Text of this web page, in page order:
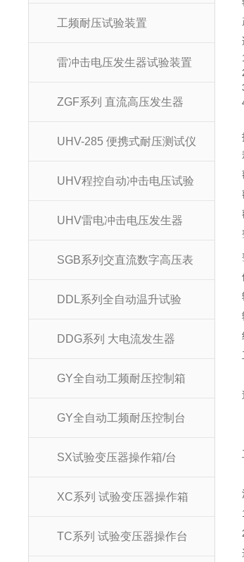
工频耐压试验装置
雷冲击电压发生器试验装置
ZGF系列 直流高压发生器
UHV-285 便携式耐压测试仪
UHV程控自动冲击电压试验
UHV雷电冲击电压发生器
SGB系列交直流数字高压表
DDL系列全自动温升试验
DDG系列 大电流发生器
GY全自动工频耐压控制箱
GY全自动工频耐压控制台
SX试验变压器操作箱/台
XC系列 试验变压器操作箱
TC系列 试验变压器操作台